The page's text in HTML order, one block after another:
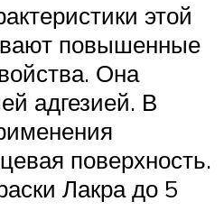
этой
повышенные
Она
адгезией. В
поверхность.
Лакра до 5